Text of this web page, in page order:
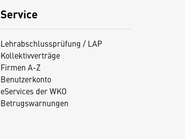
Service
Lehrabschlussprüfung / LAP
Kollektivverträge
Firmen A-Z
Benutzerkonto
eServices der WKO
Betrugswarnungen